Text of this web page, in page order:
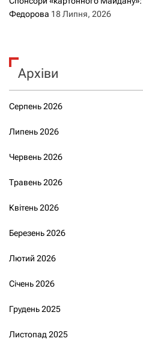
Федорова 18 Липня, 2026
Архіви
Серпень 2026
Липень 2026
Червень 2026
Травень 2026
Квітень 2026
Березень 2026
Лютий 2026
Січень 2026
Грудень 2025
Листопад 2025